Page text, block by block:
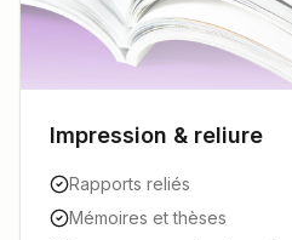
Impression & reliure
Rapports reliés
Mémoires et thèses